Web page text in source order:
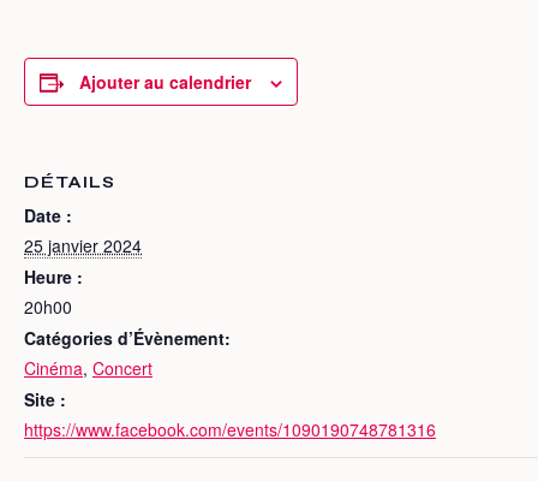
Ajouter au calendrier
DÉTAILS
Date :
25 janvier 2024
Heure :
20h00
Catégories d’Évènement:
Cinéma, Concert
Site :
https://www.facebook.com/events/1090190748781316